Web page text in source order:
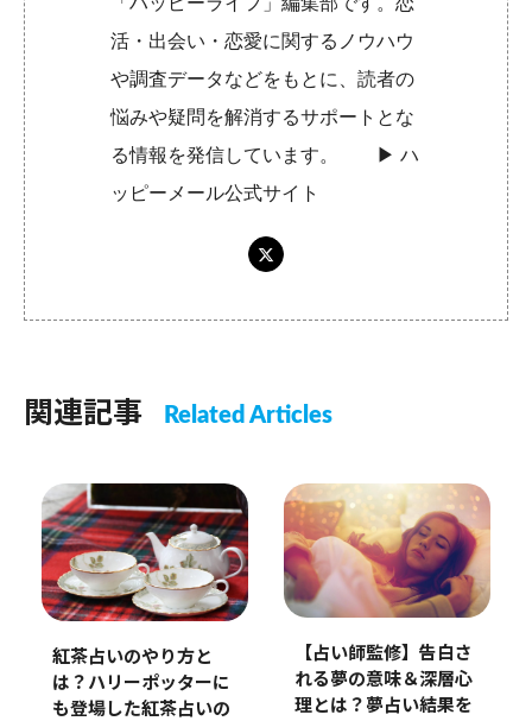
活・出会い・恋愛に関するノウハウ
や調査データなどをもとに、読者の
悩みや疑問を解消するサポートとな
る情報を発信しています。 ▶︎ハ
ッピーメール公式サイト
関連記事 Related Articles
紅茶占いのやり方と
は？ハリーポッターに
も登場した紅茶占いの
【占い師監修】告白さ
れる夢の意味＆深層心
理とは？夢占い結果を